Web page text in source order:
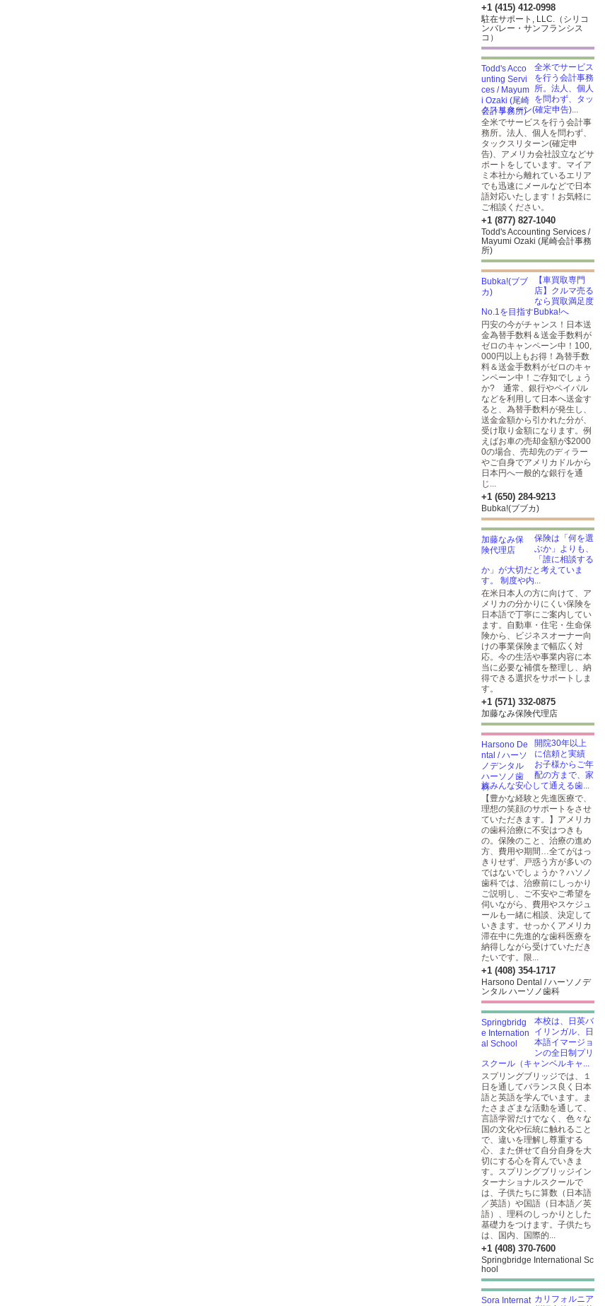
+1 (415) 412-0998
駐在サポート, LLC.（シリコ
ンバレー・サンフランシス
コ）
全米でサービス
を行う会計事務
所。法人、個人
を問わず、タッ
クスリターン(確定申告)...
全米でサービスを行う会計事
務所。法人、個人を問わず、
タックスリターン(確定申
告)、アメリカ会社設立などサ
ポートをしています。マイア
ミ本社から離れているエリア
でも迅速にメールなどで日本
語対応いたします！お気軽に
ご相談ください。
+1 (877) 827-1040
Todd's Accounting Services /
Mayumi Ozaki (尾崎会計事務
所)
【車買取専門
店】クルマ売る
なら買取満足度
No.1を目指すBubka!へ
円安の今がチャンス！日本送
金為替手数料＆送金手数料が
ゼロのキャンペーン中！100,
000円以上もお得！為替手数
料＆送金手数料がゼロのキャ
ンペーン中！ご存知でしょう
か? 通常、銀行やペイパル
などを利用して日本へ送金す
ると、為替手数料が発生し、
送金金額から引かれた分が、
受け取り金額になります。例
えばお車の売却金額が$2000
0の場合、売却先のディラー
やご自身でアメリカドルから
日本円へ一般的な銀行を通
じ...
+1 (650) 284-9213
Bubka!(ブブカ)
保険は「何を選
ぶか」よりも、
「誰に相談する
か」が大切だと考えていま
す。 制度や内...
在米日本人の方に向けて、ア
メリカの分かりにくい保険を
日本語で丁寧にご案内してい
ます。自動車・住宅・生命保
険から、ビジネスオーナー向
けの事業保険まで幅広く対
応。今の生活や事業内容に本
当に必要な補償を整理し、納
得できる選択をサポートしま
す。
+1 (571) 332-0875
加藤なみ保険代理店
開院30年以上
に信頼と実績
お子様からご年
配の方まで、家
族みんな安心して通える歯...
【豊かな経験と先進医療で、
理想の笑顔のサポートをさせ
ていただきます。】アメリカ
の歯科治療に不安はつきも
の。保険のこと、治療の進め
方、費用や期間…全てがはっ
きりせず、戸惑う方が多いの
ではないでしょうか？ハソノ
歯科では、治療前にしっかり
ご説明し、ご不安やご希望を
伺いながら、費用やスケジュ
ールも一緒に相談、決定して
いきます。せっかくアメリカ
滞在中に先進的な歯科医療を
納得しながら受けていただき
たいです。限...
+1 (408) 354-1717
Harsono Dental / ハーソノデ
ンタル ハーソノ歯科
本校は、日英バ
イリンガル、日
本語イマージョ
ンの全日制プリ
スクール（キャンベルキャ...
スプリングブリッジでは、１
日を通してバランス良く日本
語と英語を学んでいます。ま
たさまざまな活動を通して、
言語学習だけでなく、色々な
国の文化や伝統に触れること
で、違いを理解し尊重する
心、また併せて自分自身を大
切にする心を育んでいきま
す。スプリングブリッジイン
ターナショナルスクールで
は、子供たちに算数（日本語
／英語）や国語（日本語／英
語）、理科のしっかりとした
基礎力をつけます。子供たち
は、国内、国際的...
+1 (408) 370-7600
Springbridge International Sc
hool
カリフォルニア